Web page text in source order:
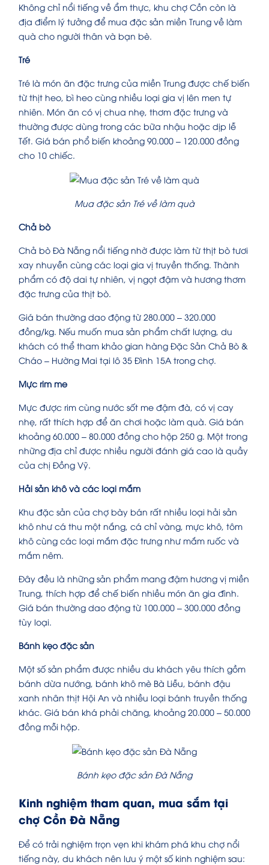
Không chỉ nổi tiếng về ẩm thực, khu chợ Cồn còn là
địa điểm lý tưởng để mua đặc sản miền Trung về làm
quà cho người thân và bạn bè.
Tré
Tré là món ăn đặc trưng của miền Trung được chế biến
từ thịt heo, bì heo cùng nhiều loại gia vị lên men tự
nhiên. Món ăn có vị chua nhẹ, thơm đặc trưng và
thường được dùng trong các bữa nhậu hoặc dịp lễ
Tết. Giá bán phổ biến khoảng 90.000 – 120.000 đồng
cho 10 chiếc.
Mua đặc sản Tré về làm quà
Chả bò
Chả bò Đà Nẵng nổi tiếng nhờ được làm từ thịt bò tươi
xay nhuyễn cùng các loại gia vị truyền thống. Thành
phẩm có độ dai tự nhiên, vị ngọt đậm và hương thơm
đặc trưng của thịt bò.
Giá bán thường dao động từ 280.000 – 320.000
đồng/kg. Nếu muốn mua sản phẩm chất lượng, du
khách có thể tham khảo gian hàng Đặc Sản Chả Bò &
Cháo – Hường Mai tại lô 35 Đình 15A trong chợ.
Mực rim me
Mực được rim cùng nước sốt me đậm đà, có vị cay
nhẹ, rất thích hợp để ăn chơi hoặc làm quà. Giá bán
khoảng 60.000 – 80.000 đồng cho hộp 250 g. Một trong
những địa chỉ được nhiều người đánh giá cao là quầy
của chị Đồng Vỹ.
Hải sản khô và các loại mắm
Khu đặc sản của chợ bày bán rất nhiều loại hải sản
khô như cá thu một nắng, cá chỉ vàng, mực khô, tôm
khô cùng các loại mắm đặc trưng như mắm ruốc và
mắm nêm.
Đây đều là những sản phẩm mang đậm hương vị miền
Trung, thích hợp để chế biến nhiều món ăn gia đình.
Giá bán thường dao động từ 100.000 – 300.000 đồng
tùy loại.
Bánh kẹo đặc sản
Một số sản phẩm được nhiều du khách yêu thích gồm
bánh dừa nướng, bánh khô mè Bà Liễu, bánh đậu
xanh nhân thịt Hội An và nhiều loại bánh truyền thống
khác. Giá bán khá phải chăng, khoảng 20.000 – 50.000
đồng mỗi hộp.
Bánh kẹo đặc sản Đà Nẵng
Kinh nghiệm tham quan, mua sắm tại
chợ Cồn Đà Nẵng
Để có trải nghiệm trọn vẹn khi khám phá khu chợ nổi
tiếng này, du khách nên lưu ý một số kinh nghiệm sau: